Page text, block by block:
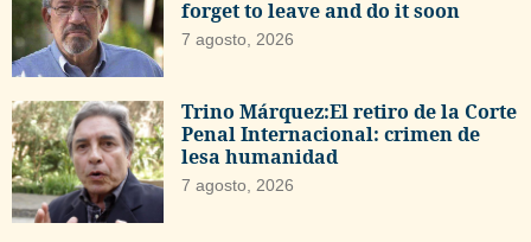
forget to leave and do it soon
7 agosto, 2026
Trino Márquez:El retiro de la Corte
Penal Internacional: crimen de
lesa humanidad
7 agosto, 2026